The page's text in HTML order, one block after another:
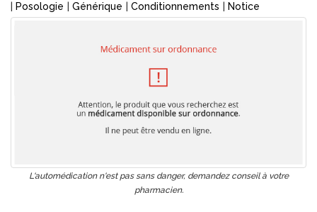
Posologie Générique Conditionnements Notice
L'automédication n'est pas sans danger, demandez conseil à votre
pharmacien.